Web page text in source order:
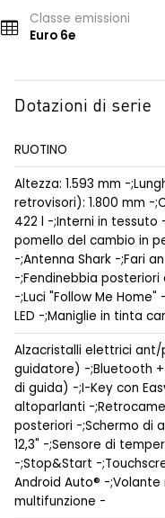
Classe emissioni
Euro 6e
Dotazioni di serie
RUOTINO
Altezza: 1.593 mm -
retrovisori): 1.800 mm -
422 l -;Interni in tessuto
pomello del cambio in
-;Antenna Shark -;Fari
-;Fendinebbia posteriori
-;Luci "Follow Me Home"
LED -;Maniglie in tinta
Alzacristalli elettrici
guidatore) -;Bluetooth +
di guida) -;I-Key con
altoparlanti -
posteriori -;Schermo di
12,3" -;Sensore di
-;Stop&Start -
Android Auto® -
multifunzione -